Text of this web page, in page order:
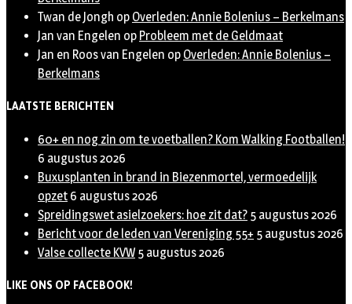
Twan de Jongh op Overleden: Annie Bolenius – Berkelmans
Jan van Engelen op Probleem met de Geldmaat
Jan en Roos van Engelen op Overleden: Annie Bolenius –
Berkelmans
LAATSTE BERICHTEN
60+ en nog zin om te voetballen? Kom Walking Footballen!
6 augustus 2026
Buxusplanten in brand in Biezenmortel, vermoedelijk
opzet 6 augustus 2026
Spreidingswet asielzoekers: hoe zit dat? 5 augustus 2026
Bericht voor de leden van Vereniging 55+ 5 augustus 2026
Valse collecte KVW 5 augustus 2026
LIKE ONS OP FACEBOOK!